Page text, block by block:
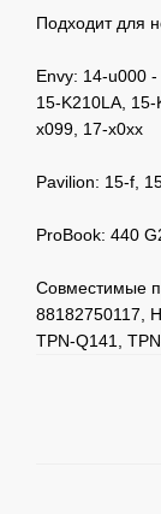
Подходит для
Envy: 14-u000
15-K210LA,
x099, 17-x0xx
Pavilion: 15-f,
ProBook: 440
Совместимые
88182750117,
TPN-Q141,